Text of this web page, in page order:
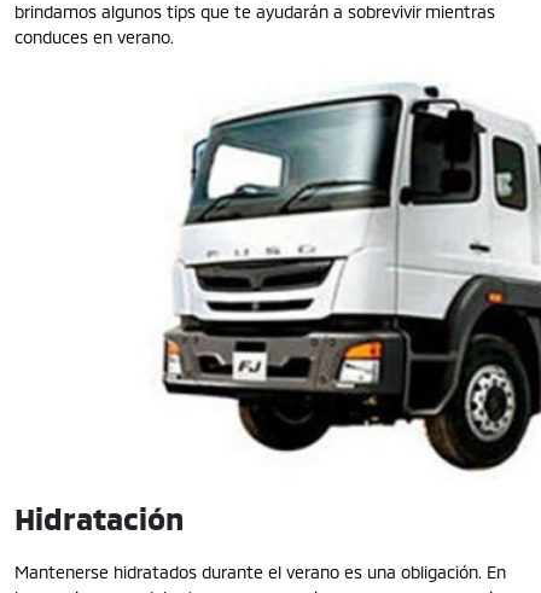
brindamos algunos tips que te ayudarán a sobrevivir mientras
conduces en verano.
Hidratación
Mantenerse hidratados durante el verano es una obligación. En